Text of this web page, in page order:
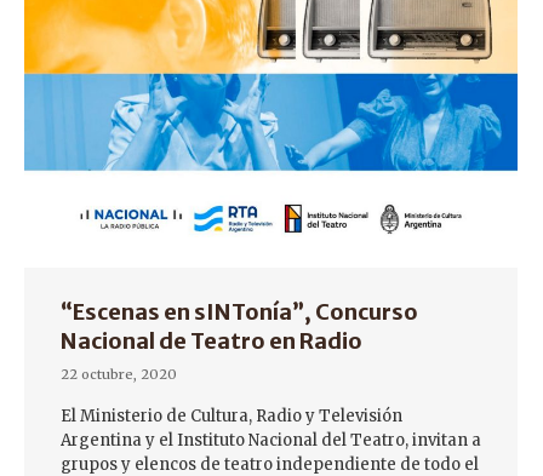
“Escenas en sINTonía”, Concurso
Nacional de Teatro en Radio
22 octubre, 2020
El Ministerio de Cultura, Radio y Televisión
Argentina y el Instituto Nacional del Teatro, invitan a
grupos y elencos de teatro independiente de todo el